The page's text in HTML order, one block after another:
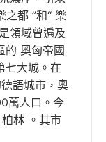
之都 ”和“ 樂
領域曾遍及
的 奧匈帝國
七大城。在
語城市，奧
萬人口。今
林 。其市